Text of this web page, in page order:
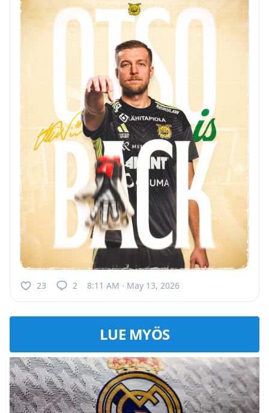
23 2 8:11 AM · May 13, 2026
LUE MYÖS